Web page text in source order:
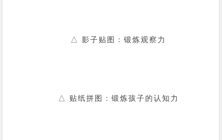
△ 影子贴图：锻炼观察力
△ 贴纸拼图：锻炼孩子的认知力